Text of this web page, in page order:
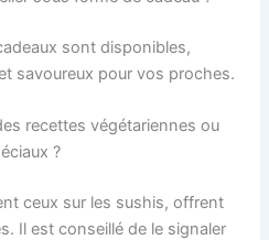
sont disponibles,
savoureux pour vos proches.
recettes végétariennes ou
?
ceux sur les sushis, offrent
Il est conseillé de le signaler